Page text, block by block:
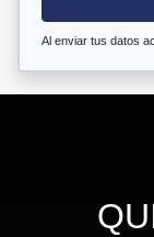
Al enviar tus datos